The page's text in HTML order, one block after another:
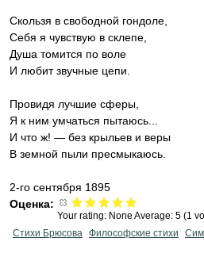
Скользя в свободной гондоле,
Себя я чувствую в склепе,
Душа томится по воле
И любит звучные цепи.
Провидя лучшие сферы,
Я к ним умчаться пытаюсь...
И что ж! — без крыльев и веры
В земной пыли пресмыкаюсь.
2-го сентября 1895
Оценка:
Your rating: None Average: 5 (1
Стихи Брюсова Философские стихи